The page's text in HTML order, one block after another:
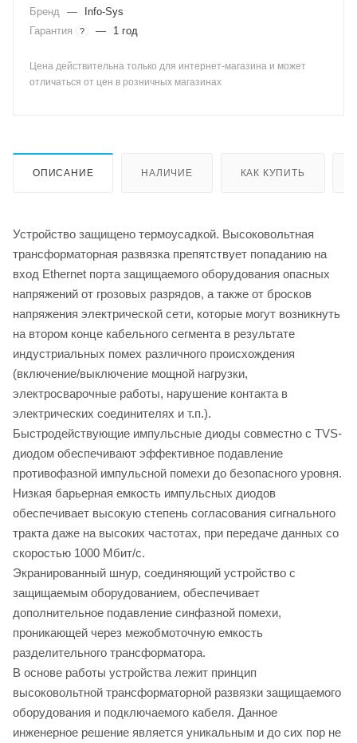
Бренд —
Info-Sys
Гарантия
? — 1 год
Цена действительна только для интернет-магазина и может
отличаться от цен в розничных магазинах
ОПИСАНИЕ НАЛИЧИЕ КАК КУПИТЬ
Устройство защищено термоусадкой. Высоковольтная
трансформаторная развязка препятствует попаданию на
вход Ethernet порта защищаемого оборудования опасных
напряжений от грозовых разрядов, а также от бросков
напряжения электрической сети, которые могут возникнуть
на втором конце кабельного сегмента в результате
индустриальных помех различного происхождения
(включение/выключение мощной нагрузки,
электросварочные работы, нарушение контакта в
электрических соединителях и т.п.).
Быстродействующие импульсные диоды совместно с TVS-
диодом обеспечивают эффективное подавление
противофазной импульсной помехи до безопасного уровня.
Низкая барьерная емкость импульсных диодов
обеспечивает высокую степень согласования сигнального
тракта даже на высоких частотах, при передаче данных со
скоростью 1000 Мбит/с.
Экранированный шнур, соединяющий устройство с
защищаемым оборудованием, обеспечивает
дополнительное подавление синфазной помехи,
проникающей через межобмоточную емкость
разделительного трансформатора.
В основе работы устройства лежит принцип
высоковольтной трансформаторной развязки защищаемого
оборудования и подключаемого кабеля. Данное
инженерное решение является уникальным и до сих пор не